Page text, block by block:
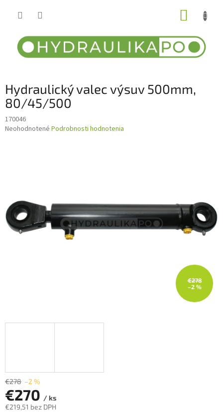
Hydraulický valec výsuv 500mm,
80/45/500
170046
Priemerné
Neohodnotené Podrobnosti hodnotenia
€278
–2 %
€278 –2 %
€270 / ks
€219,51 bez DPH